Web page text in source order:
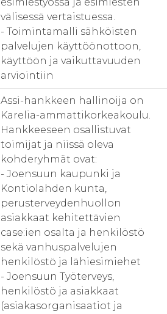
välisessä vertaistuessa.
- Toimintamalli sähköisten
palvelujen käyttöönottoon,
käyttöön ja vaikuttavuuden
arviointiin
Assi-hankkeen hallinoija on
Karelia-ammattikorkeakoulu.
Hankkeeseen osallistuvat
toimijat ja niissä oleva
kohderyhmät ovat:
- Joensuun kaupunki ja
Kontiolahden kunta,
perusterveydenhuollon
asiakkaat kehitettävien
case:ien osalta ja henkilöstö
sekä vanhuspalvelujen
henkilöstö ja lähiesimiehet
- Joensuun Työterveys,
henkilöstö ja asiakkaat
(asiakasorganisaatiot ja